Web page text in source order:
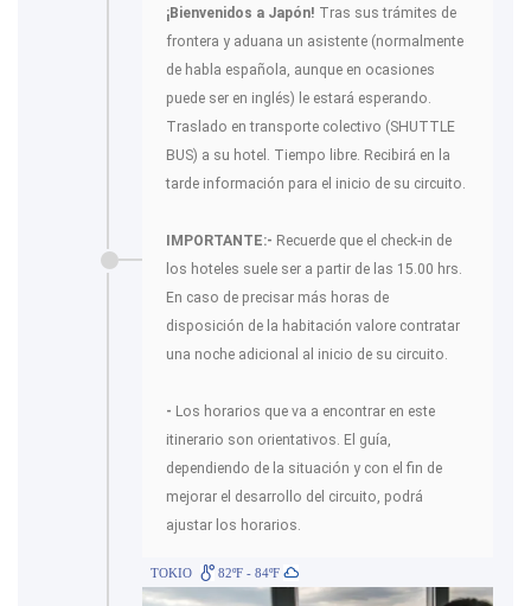
¡Bienvenidos a Japón! Tras sus trámites de
frontera y aduana un asistente (normalmente
de habla española, aunque en ocasiones
puede ser en inglés) le estará esperando.
Traslado en transporte colectivo (SHUTTLE
BUS) a su hotel. Tiempo libre. Recibirá en la
tarde información para el inicio de su circuito.
IMPORTANTE:- Recuerde que el check-in de
los hoteles suele ser a partir de las 15.00 hrs.
En caso de precisar más horas de
disposición de la habitación valore contratar
una noche adicional al inicio de su circuito.
- Los horarios que va a encontrar en este
itinerario son orientativos. El guía,
dependiendo de la situación y con el fin de
mejorar el desarrollo del circuito, podrá
ajustar los horarios.
TOKIO 82ºF - 84ºF